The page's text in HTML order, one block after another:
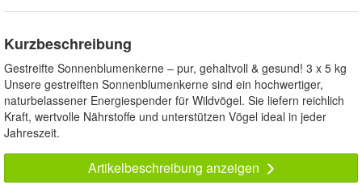
Kurzbeschreibung
Gestreifte Sonnenblumenkerne – pur, gehaltvoll & gesund! 3 x 5 kg
Unsere gestreiften Sonnenblumenkerne sind ein hochwertiger,
naturbelassener Energiespender für Wildvögel. Sie liefern reichlich
Kraft, wertvolle Nährstoffe und unterstützen Vögel ideal in jeder
Jahreszeit.
Artikelbeschreibung anzeigen